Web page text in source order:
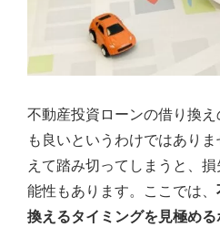
不動産投資ローンの借り換
も良いというわけではあり
えて踏み切ってしまうと、
能性もあります。ここでは、
換えるタイミングを見極める